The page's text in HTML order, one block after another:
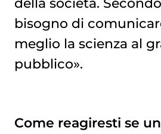
bisogno di
meglio la scienza al
pubblico».
Come reagiresti se